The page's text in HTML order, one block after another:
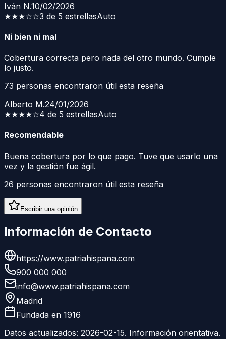
Iván N.10/02/2026
★★★☆☆3 de 5 estrellasAuto
Ni bien ni mal
Cobertura correcta pero nada del otro mundo. Cumple
lo justo.
73 personas encontraron útil esta reseña
Alberto M.24/01/2026
★★★★☆4 de 5 estrellasAuto
Recomendable
Buena cobertura por lo que pago. Tuve que usarlo una
vez y la gestión fue ágil.
26 personas encontraron útil esta reseña
Escribir una opinión
Información de Contacto
https://www.patriahispana.com
900 000 000
info@www.patriahispana.com
Madrid
Fundada en 1916
Datos actualizados: 2026-02-15. Información orientativa.